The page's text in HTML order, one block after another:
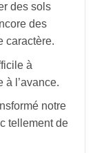
des sols
des
caractère.
à
à l’avance.
notre
tellement de